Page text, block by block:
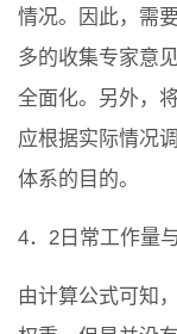
情况。因此，需
多的收集专家意
全面化。另外，
应根据实际情况
体系的目的。
4．2日常工作量
由计算公式可知